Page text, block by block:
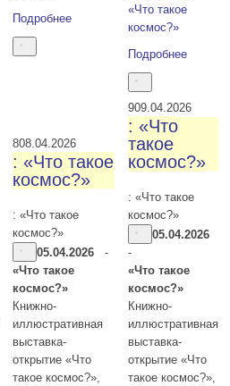
Подробнее
«Что такое
космос?»
Подробнее
808.04.2026
: «Что такое
космос?»
: «Что такое
космос?»
05.04.2026
-
«Что такое
космос?»
Книжно-
иллюстративная
выставка-
открытие «Что
такое космос?»,
909.04.2026
: «Что
такое
космос?»
: «Что такое
космос?»
05.04.2026
-
«Что такое
космос?»
Книжно-
иллюстративная
выставка-
открытие «Что
такое космос?»,